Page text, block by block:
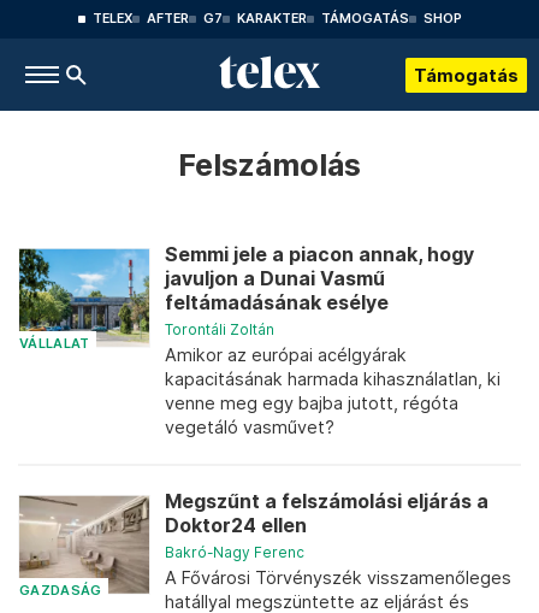
TELEX AFTER G7 KARAKTER TÁMOGATÁS SHOP
Támogatás
Felszámolás
VÁLLALAT
Semmi jele a piacon annak, hogy
javuljon a Dunai Vasmű
feltámadásának esélye
Torontáli Zoltán
Amikor az európai acélgyárak
kapacitásának harmada kihasználatlan, ki
venne meg egy bajba jutott, régóta
vegetáló vasművet?
GAZDASÁG
Megszűnt a felszámolási eljárás a
Doktor24 ellen
Bakró-Nagy Ferenc
A Fővárosi Törvényszék visszamenőleges
hatállyal megszüntette az eljárást és